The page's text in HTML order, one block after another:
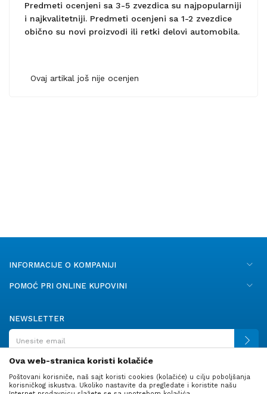
Predmeti ocenjeni sa 3-5 zvezdica su najpopularniji
i najkvalitetniji. Predmeti ocenjeni sa 1-2 zvezdice
obično su novi proizvodi ili retki delovi automobila.
Ovaj artikal još nije ocenjen
INFORMACIJE O KOMPANIJI
POMOĆ PRI ONLINE KUPOVINI
NEWSLETTER
PRATITE NAS
Ova web-stranica koristi kolačiće
Poštovani korisniče, naš sajt koristi cookies (kolačiće) u cilju poboljšanja
korisničkog iskustva. Ukoliko nastavite da pregledate i koristite našu